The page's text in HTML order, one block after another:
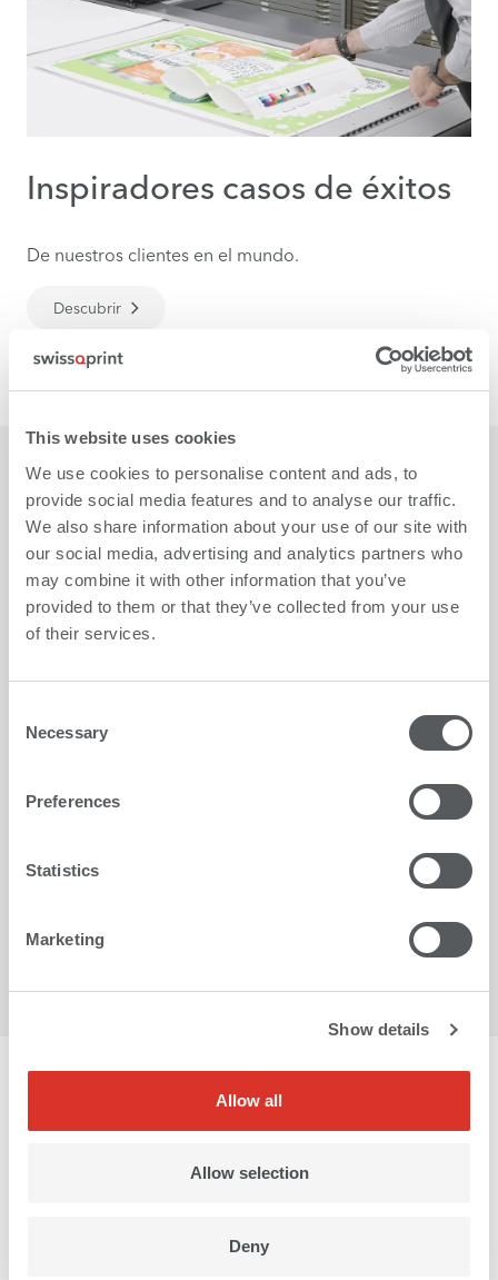
This website uses cookies
We use cookies to personalise content and ads, to
provide social media features and to analyse our traffic.
We also share information about your use of our site with
our social media, advertising and analytics partners who
may combine it with other information that you’ve
provided to them or that they’ve collected from your use
of their services.
Selection
Necessary
Preferences
Statistics
Marketing
Show details
Allow all
Allow selection
Deny
Inspiradores casos de éxitos
De nuestros clientes en el mundo.
Descubrir
Greentech
Desarrollado y producido de
forma sostenible desde cero
Más información